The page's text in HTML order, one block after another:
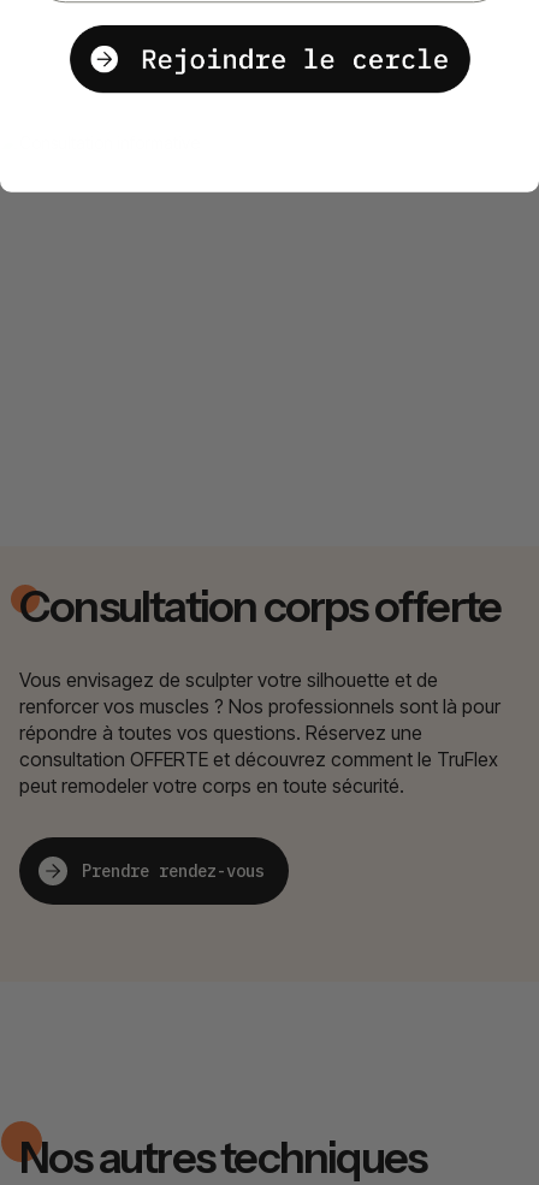
Consultation corps offerte
Vous envisagez de sculpter votre silhouette et de
renforcer vos muscles ? Nos professionnels sont là pour
répondre à toutes vos questions. Réservez une
consultation OFFERTE et découvrez comment le TruFlex
peut remodeler votre corps en toute sécurité.
Prendre rendez-vous
Nos autres techniques